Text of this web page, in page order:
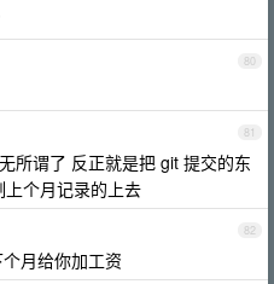
80
81
所谓了 反正就是把 git 提交的东
个月记录的上去
82
月给你加工资